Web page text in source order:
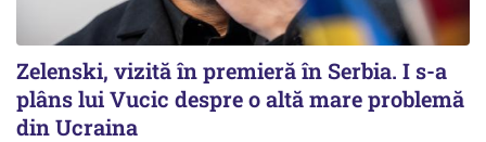
Zelenski, vizită în premieră în Serbia. I s-a
plâns lui Vucic despre o altă mare problemă
din Ucraina